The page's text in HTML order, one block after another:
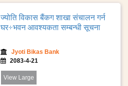
ज्योति विकास बैंकग शाखा संचालन गर्न
घर÷भवन आवश्यकता सम्बन्धी सूचना
Jyoti Bikas Bank
2083-4-21
View Large